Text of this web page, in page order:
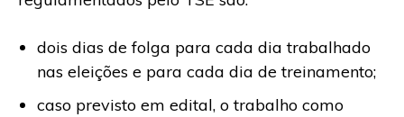
dois dias de folga para cada dia trabalhado
nas eleições e para cada dia de treinamento;
caso previsto em edital, o trabalho como